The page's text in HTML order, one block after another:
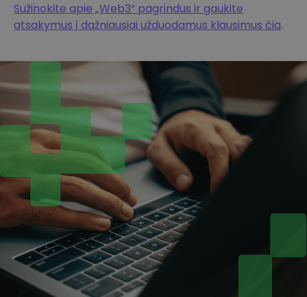
Sužinokite apie „Web3“ pagrindus ir gaukite
atsakymus į dažniausiai užduodamus klausimus čia.